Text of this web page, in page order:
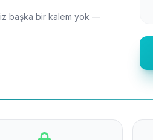
başka bir kalem yok —